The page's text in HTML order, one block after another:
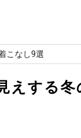
こなし9選
えする冬